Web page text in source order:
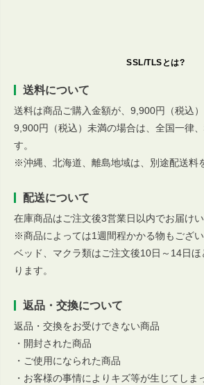
SSL/TLSとは?
送料について
送料は商品ご購入金額が、9,900円（税込）
9,900円（税込）未満の場合は、全国一律
す。
※沖縄、北海道、離島地域は、別途配送料
配送について
在庫商品はご注文後3営業日以内でお届けい
※商品によっては1週間程かかる物もござい
ベッド、マクラ類はご注文後10日～14日
ります。
返品・交換について
返品・交換をお受けできない商品
・開封された商品
・ご使用になられた商品
・お客様の事情によりキズ等が生じてしま